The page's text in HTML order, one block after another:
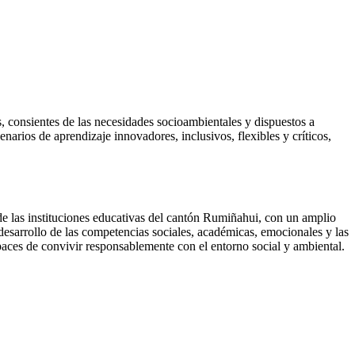
de las necesidades socioambientales y dispuestos a
de aprendizaje innovadores, inclusivos, flexibles y críticos,
las instituciones educativas del cantón Rumiñahui, con un amplio
de las competencias sociales, académicas, emocionales y las
de convivir responsablemente con el entorno social y ambiental.